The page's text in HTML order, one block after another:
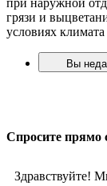
грязи и
условиях
Вы
Спросите прямо